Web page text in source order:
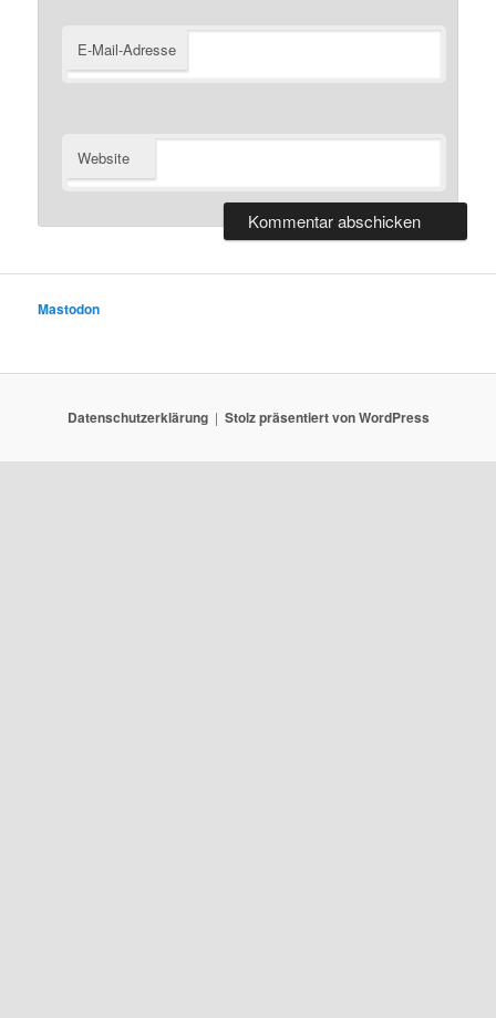
E-Mail-Adresse
Website
Mastodon
Datenschutzerklärung Stolz präsentiert von WordPress